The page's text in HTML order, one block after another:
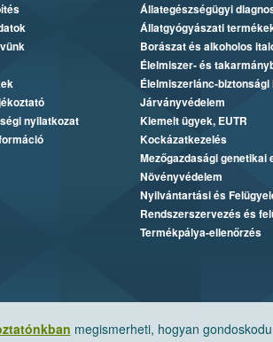
megismerheti, hogyan
nyilatkozat
Állategészségügyi
Állatgyógyászati
Borászat és alkoholos
Élelmiszer- és
Élelmiszerlánc-
Járványvédelem
Kiemelt ügyek, EUTR
Kockázatkezelés
Mezőgazdasági genetikai
Növényvédelem
Nyilvántartási és
Rendszerszervezés és
Termékpálya-ellenőrzés